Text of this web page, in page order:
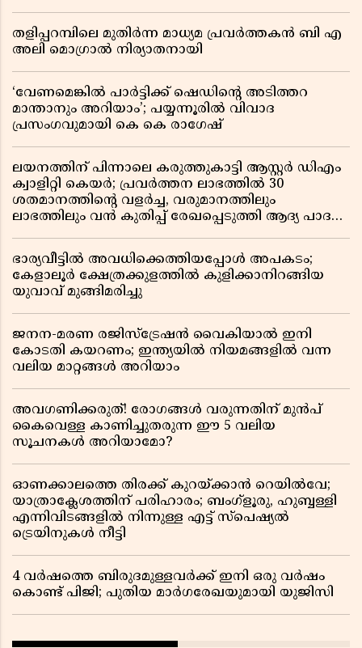
തളിപ്പറമ്പിലെ മുതിർന്ന മാധ്യമ പ്രവർത്തകൻ ബി എ
അലി മൊഗ്രാൽ നിര്യാതനായി
‘വേണമെങ്കിൽ പാർട്ടിക്ക് ഷെഡിൻ്റെ അടിത്തറ
മാന്താനും അറിയാം’; പയ്യന്നൂരിൽ വിവാദ
പ്രസംഗവുമായി കെ കെ രാഗേഷ്
ലയനത്തിന് പിന്നാലെ കരുത്തുകാട്ടി ആസ്റ്റർ ഡിഎം
ക്വാളിറ്റി കെയർ; പ്രവർത്തന ലാഭത്തിൽ 30
ശതമാനത്തിൻ്റെ വളർച്ച, വരുമാനത്തിലും
ലാഭത്തിലും വൻ കുതിപ്പ് രേഖപ്പെടുത്തി ആദ്യ പാദ
ഭാര്യവീട്ടിൽ അവധിക്കെത്തിയപ്പോൾ അപകടം;
കേളാലൂർ ക്ഷേത്രക്കുളത്തിൽ കുളിക്കാനിറങ്ങിയ
യുവാവ് മുങ്ങിമരിച്ചു
ജനന-മരണ രജിസ്ട്രേഷൻ വൈകിയാൽ ഇനി
കോടതി കയറണം; ഇന്ത്യയിൽ നിയമങ്ങളിൽ വന്ന
വലിയ മാറ്റങ്ങൾ അറിയാം
അവഗണിക്കരുത്! രോഗങ്ങൾ വരുന്നതിന് മുൻപ്
കൈവെള്ള കാണിച്ചുതരുന്ന ഈ 5 വലിയ
സൂചനകൾ അറിയാമോ?
ഓണക്കാലത്തെ തിരക്ക് കുറയ്ക്കാൻ റെയിൽവേ;
യാത്രാക്ലേശത്തിന് പരിഹാരം; ബംഗ്ളൂരു, ഹുബ്ബള്ളി
എന്നിവിടങ്ങളിൽ നിന്നുള്ള എട്ട് സ്പെഷ്യൽ
ട്രെയിനുകൾ നീട്ടി
4 വർഷത്തെ ബിരുദമുള്ളവർക്ക് ഇനി ഒരു വർഷം
കൊണ്ട് പിജി; പുതിയ മാർഗരേഖയുമായി യുജിസി